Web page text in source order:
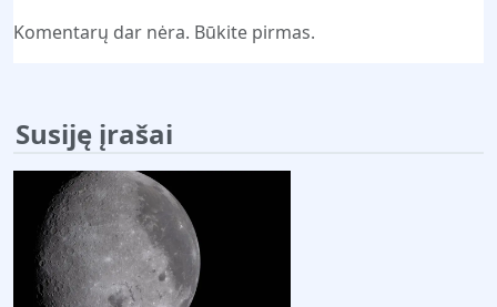
Komentarų dar nėra. Būkite pirmas.
Susiję įrašai